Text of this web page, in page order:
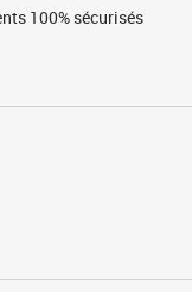
100% sécurisés